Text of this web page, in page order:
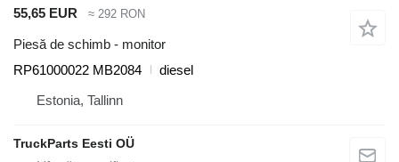
55,65 EUR ≈ 292 RON
Piesă de schimb - monitor
RP61000022 MB2084
diesel
Estonia, Tallinn
TruckParts Eesti OÜ